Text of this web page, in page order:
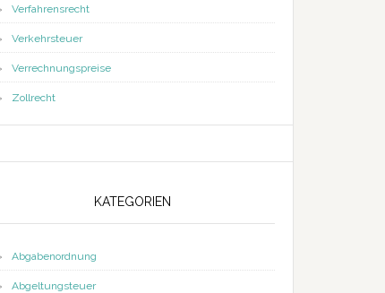
Verfahrensrecht
Verkehrsteuer
Verrechnungspreise
Zollrecht
KATEGORIEN
Abgabenordnung
Abgeltungsteuer